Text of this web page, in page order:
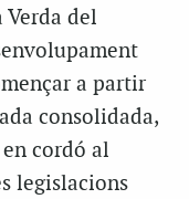
del
a partir
consolidada,
cordó al
legislacions